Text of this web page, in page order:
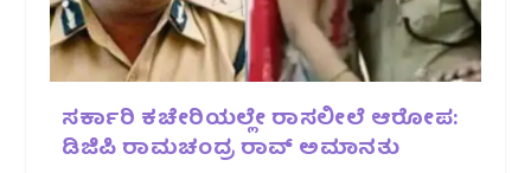
ಸರ್ಕಾರಿ ಕಚೇರಿಯಲ್ಲೇ ರಾಸಲೀಲೆ ಆರೋಪ:
ಡಿಜಿಪಿ ರಾಮಚಂದ್ರ ರಾವ್ ಅಮಾನತು